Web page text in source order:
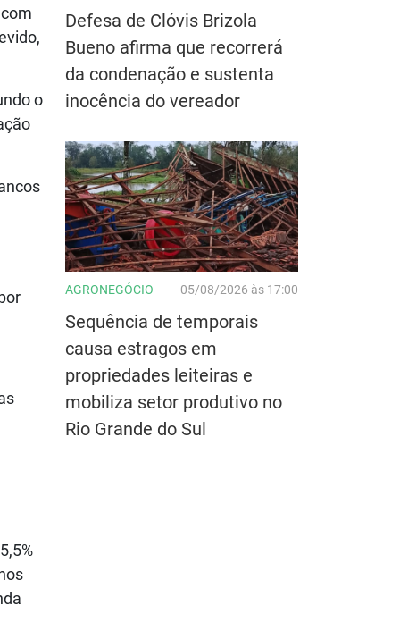
o
Defesa de Clóvis Brizola
Bueno afirma que recorrerá
da condenação e sustenta
inocência do vereador
AGRONEGÓCIO 05/08/2026 às 17:00
Sequência de temporais
causa estragos em
propriedades leiteiras e
mobiliza setor produtivo no
Rio Grande do Sul